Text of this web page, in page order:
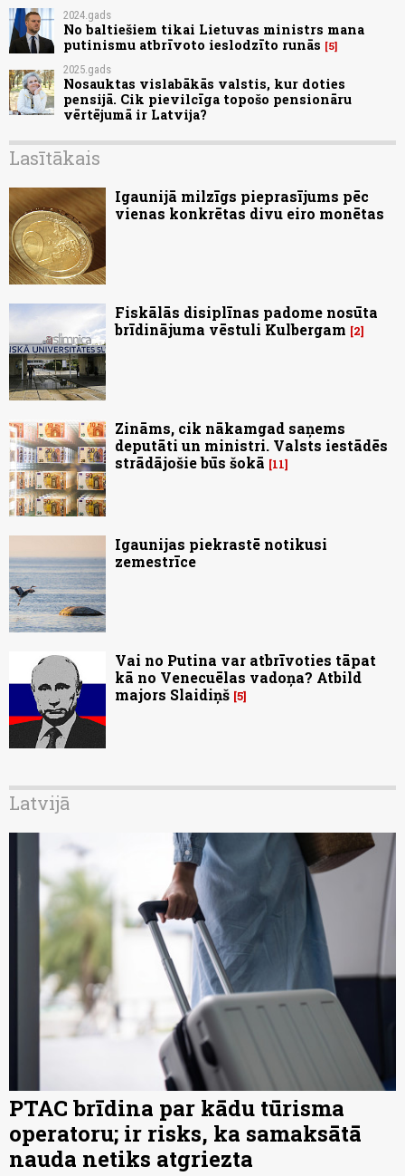
2024.gads
No baltiešiem tikai Lietuvas ministrs mana
putinismu atbrīvoto ieslodzīto runās
5
2025.gads
Nosauktas vislabākās valstis, kur doties
pensijā. Cik pievilcīga topošo pensionāru
vērtējumā ir Latvija?
Lasītākais
Igaunijā milzīgs pieprasījums pēc
vienas konkrētas divu eiro monētas
Fiskālās disiplīnas padome nosūta
brīdinājuma vēstuli Kulbergam
2
Zināms, cik nākamgad saņems
deputāti un ministri. Valsts iestādēs
strādājošie būs šokā
11
Igaunijas piekrastē notikusi
zemestrīce
Vai no Putina var atbrīvoties tāpat
kā no Venecuēlas vadoņa? Atbild
majors Slaidiņš 5
Latvijā
PTAC brīdina par kādu tūrisma
operatoru; ir risks, ka samaksātā
nauda netiks atgriezta